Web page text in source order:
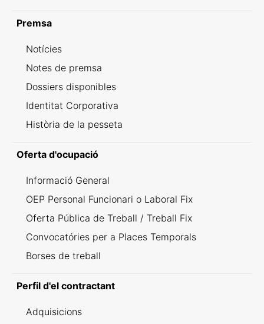
Premsa
Notícies
Notes de premsa
Dossiers disponibles
Identitat Corporativa
Història de la pesseta
Oferta d'ocupació
Informació General
OEP Personal Funcionari o Laboral Fix
Oferta Pública de Treball / Treball Fix
Convocatóries per a Places Temporals
Borses de treball
Perfil d'el contractant
Adquisicions